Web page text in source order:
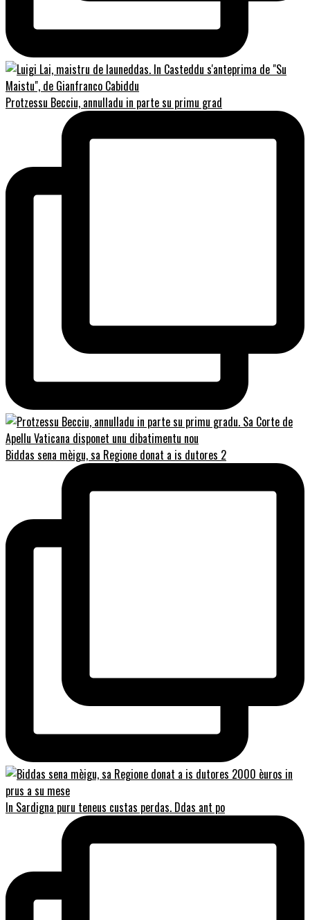
Protzessu Becciu, annulladu in parte su primu grad
Biddas sena mèigu, sa Regione donat a is dutores 2
In Sardigna puru teneus custas perdas. Ddas ant po